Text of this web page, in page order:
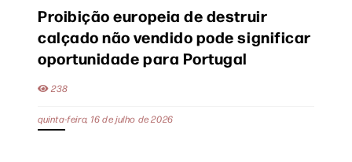
Proibição europeia de destruir
calçado não vendido pode significar
oportunidade para Portugal
238
quinta-feira, 16 de julho de 2026